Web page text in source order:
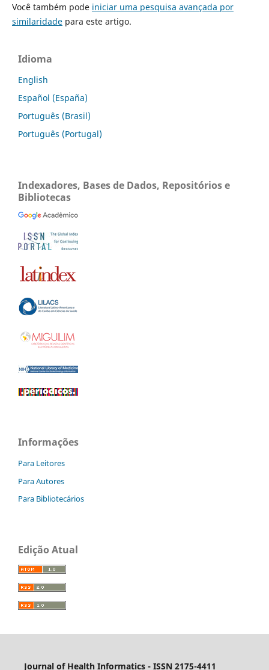
Você também pode iniciar uma pesquisa avançada por
similaridadepara este artigo.
Idioma
English
Español (España)
Português (Brasil)
Português (Portugal)
Indexadores, Bases de Dados, Repositórios e
Bibliotecas
Informações
Para Leitores
Para Autores
Para Bibliotecários
Edição Atual
Journal of Health Informatics - ISSN 2175-4411